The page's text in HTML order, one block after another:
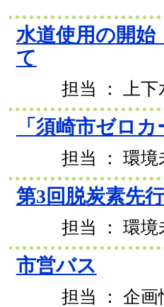
水道使用の開始
て
担当 ： 上下
「須崎市ゼロ
担当 ： 環境
第3回脱炭素先
担当 ： 環境
市営バス
担当 ： 企画